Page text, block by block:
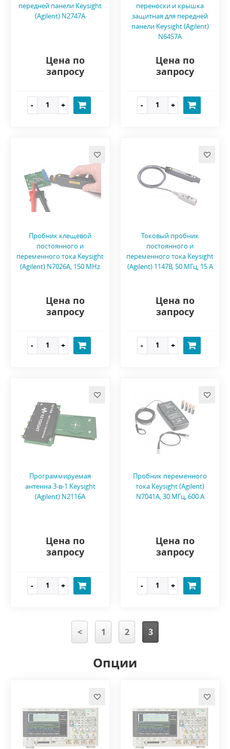
передней панели Keysight
(Agilent) N2747A
Цена по
запросу
переноски и крышка
защитная для передней
панели Keysight (Agilent)
N6457A
Цена по
запросу
Пробник клещевой
постоянного и
переменного тока Keysight
(Agilent) N7026A, 150 MHz
Цена по
запросу
Токовый пробник
постоянного и
переменного тока Keysight
(Agilent) 1147B, 50 МГц, 15 А
Цена по
запросу
Программируемая
антенна 3-в-1 Keysight
(Agilent) N2116A
Цена по
запросу
Пробник переменного
тока Keysight (Agilent)
N7041A, 30 МГц, 600 A
Цена по
запросу
< 1 2 3
Опции